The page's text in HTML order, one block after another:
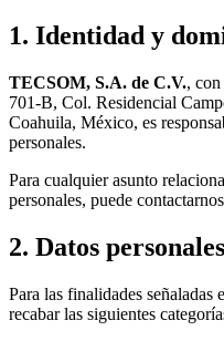
1. Identidad y
TECSOM, S.A. de C.V.,
701-B, Col. Residencial
Coahuila, México, es
personales.
Para cualquier asunto
personales, puede
2. Datos
Para las finalidades señaladas
recabar las siguientes